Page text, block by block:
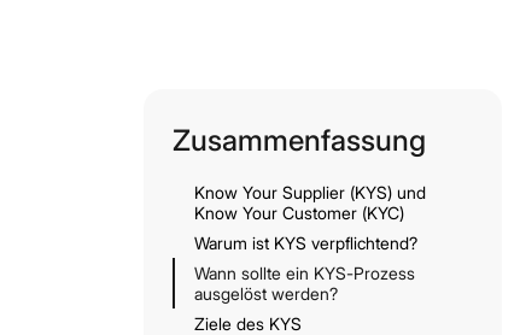
Zusammenfassung
Know Your Supplier (KYS) und
Know Your Customer (KYC)
Warum ist KYS verpflichtend?
Wann sollte ein KYS-Prozess
ausgelöst werden?
Ziele des KYS